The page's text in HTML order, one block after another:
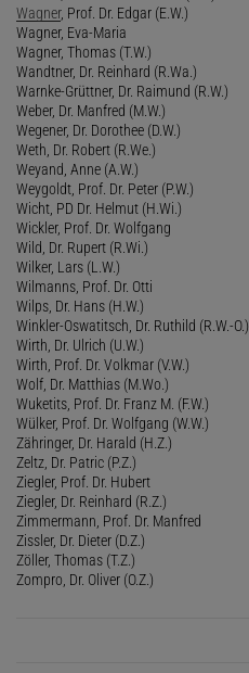
Wagner, Prof. Dr. Edgar (E.W.)
Wagner, Eva-Maria
Wagner, Thomas (T.W.)
Wandtner, Dr. Reinhard (R.Wa.)
Warnke-Grüttner, Dr. Raimund (R.W.)
Weber, Dr. Manfred (M.W.)
Wegener, Dr. Dorothee (D.W.)
Weth, Dr. Robert (R.We.)
Weyand, Anne (A.W.)
Weygoldt, Prof. Dr. Peter (P.W.)
Wicht, PD Dr. Helmut (H.Wi.)
Wickler, Prof. Dr. Wolfgang
Wild, Dr. Rupert (R.Wi.)
Wilker, Lars (L.W.)
Wilmanns, Prof. Dr. Otti
Wilps, Dr. Hans (H.W.)
Winkler-Oswatitsch, Dr. Ruthild (R.W.-O.)
Wirth, Dr. Ulrich (U.W.)
Wirth, Prof. Dr. Volkmar (V.W.)
Wolf, Dr. Matthias (M.Wo.)
Wuketits, Prof. Dr. Franz M. (F.W.)
Wülker, Prof. Dr. Wolfgang (W.W.)
Zähringer, Dr. Harald (H.Z.)
Zeltz, Dr. Patric (P.Z.)
Ziegler, Prof. Dr. Hubert
Ziegler, Dr. Reinhard (R.Z.)
Zimmermann, Prof. Dr. Manfred
Zissler, Dr. Dieter (D.Z.)
Zöller, Thomas (T.Z.)
Zompro, Dr. Oliver (O.Z.)